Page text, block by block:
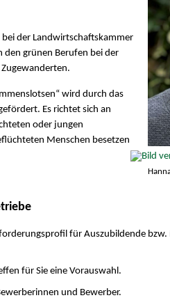
der Landwirtschaftskammer
den grünen Berufen bei der
wird durch das
Es richtet sich an
oder jungen
Menschen besetzen
für Auszubildende
für Sie eine Vorauswahl.
und Bewerber.